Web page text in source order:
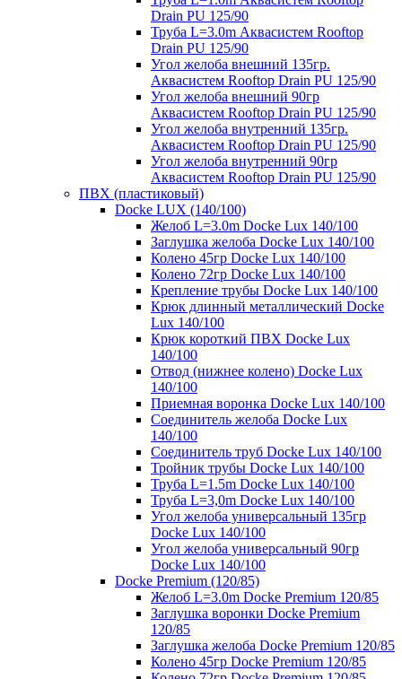
Drain PU 125/90
Труба L=3.0m Аквасистем Rooftop
Drain PU 125/90
Угол желоба внешний 135гр.
Аквасистем Rooftop Drain PU 125/90
Угол желоба внешний 90гр
Аквасистем Rooftop Drain PU 125/90
Угол желоба внутренний 135гр.
Аквасистем Rooftop Drain PU 125/90
Угол желоба внутренний 90гр
Аквасистем Rooftop Drain PU 125/90
ПВХ (пластиковый)
Docke LUX (140/100)
Желоб L=3.0m Docke Lux 140/100
Заглушка желоба Docke Lux 140/100
Колено 45гр Docke Lux 140/100
Колено 72гр Docke Lux 140/100
Крепление трубы Docke Lux 140/100
Крюк длинный металлический Docke
Lux 140/100
Крюк короткий ПВХ Docke Lux
140/100
Отвод (нижнее колено) Docke Lux
140/100
Приемная воронка Docke Lux 140/100
Соединитель желоба Docke Lux
140/100
Соединитель труб Docke Lux 140/100
Тройник трубы Docke Lux 140/100
Труба L=1.5m Docke Lux 140/100
Труба L=3,0m Docke Lux 140/100
Угол желоба универсальный 135гр
Docke Lux 140/100
Угол желоба универсальный 90гр
Docke Lux 140/100
Docke Premium (120/85)
Желоб L=3.0m Docke Premium 120/85
Заглушка воронки Docke Premium
120/85
Заглушка желоба Docke Premium 120/85
Колено 45гр Docke Premium 120/85